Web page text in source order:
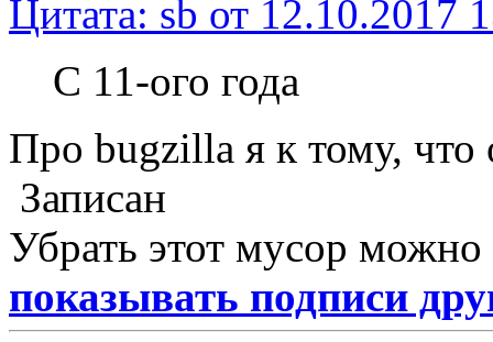
Цитата: sb от 12.10.2017
С 11-ого года
Про bugzilla я к тому, что
Записан
Убрать этот мусор
показывать подписи